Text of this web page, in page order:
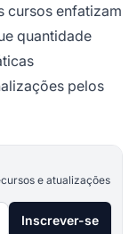
cursos enfatizam
quantidade
pelos
e atualizações
Inscrever-se